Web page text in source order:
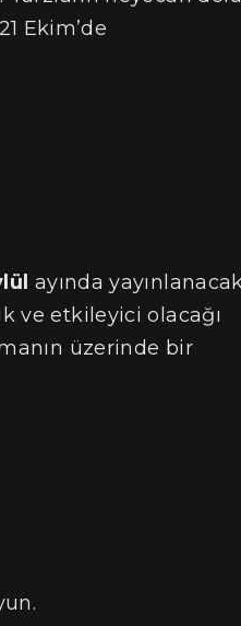
Ekim’de
ayında
ve etkileyici olacağı
üzerinde bir